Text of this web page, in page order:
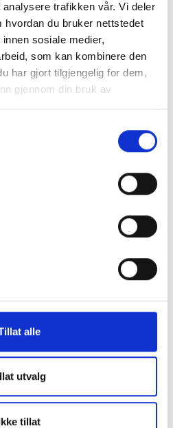
trafikken vår. Vi deler
hvordan du bruker nettstedet
sosiale medier,
som kan kombinere den
har gjort tilgjengelig for dem,
gjennom din bruk av
alle
utvalg
tillat